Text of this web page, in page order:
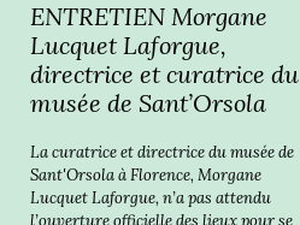
ENTRETIEN Morgane
Lucquet Laforgue,
directrice et curatrice du
musée de Sant’Orsola
La curatrice et directrice du musée de
Sant'Orsola à Florence, Morgane
Lucquet Laforgue, n’a pas attendu
l’ouverture officielle des lieux pour se